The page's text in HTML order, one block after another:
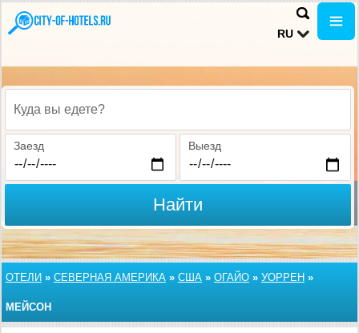
RU
Куда вы едете?
Заезд Выезд
Найти
ОТЕЛИ » СЕВЕРНАЯ АМЕРИКА » США » ОГАЙО » УОРРЕН »
МЕЙСОН